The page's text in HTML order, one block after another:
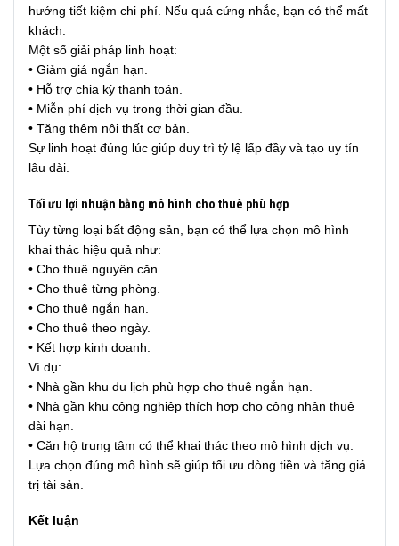
hướng tiết kiệm chi phí. Nếu quá cứng nhắc, bạn có thể mất
khách.
Một số giải pháp linh hoạt:
• Giảm giá ngắn hạn.
• Hỗ trợ chia kỳ thanh toán.
• Miễn phí dịch vụ trong thời gian đầu.
• Tặng thêm nội thất cơ bản.
Sự linh hoạt đúng lúc giúp duy trì tỷ lệ lấp đầy và tạo uy tín
lâu dài.
Tối ưu lợi nhuận bằng mô hình cho thuê phù hợp
Tùy từng loại bất động sản, bạn có thể lựa chọn mô hình
khai thác hiệu quả như:
• Cho thuê nguyên căn.
• Cho thuê từng phòng.
• Cho thuê ngắn hạn.
• Cho thuê theo ngày.
• Kết hợp kinh doanh.
Ví dụ:
• Nhà gần khu du lịch phù hợp cho thuê ngắn hạn.
• Nhà gần khu công nghiệp thích hợp cho công nhân thuê
dài hạn.
• Căn hộ trung tâm có thể khai thác theo mô hình dịch vụ.
Lựa chọn đúng mô hình sẽ giúp tối ưu dòng tiền và tăng giá
trị tài sản.
Kết luận